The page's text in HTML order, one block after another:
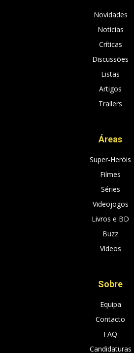
Novidades
Notícias
Críticas
Discussões
Listas
Artigos
Trailers
Áreas
Super-Heróis
Filmes
Séries
Videojogos
Livros e BD
Buzz
Vídeos
Sobre
Equipa
Contacto
FAQ
Candidaturas